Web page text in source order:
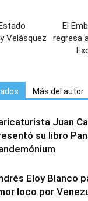
Velásquez
El
regresa
Más del autor
Juan
su libro
Eloy Blanco
loco por